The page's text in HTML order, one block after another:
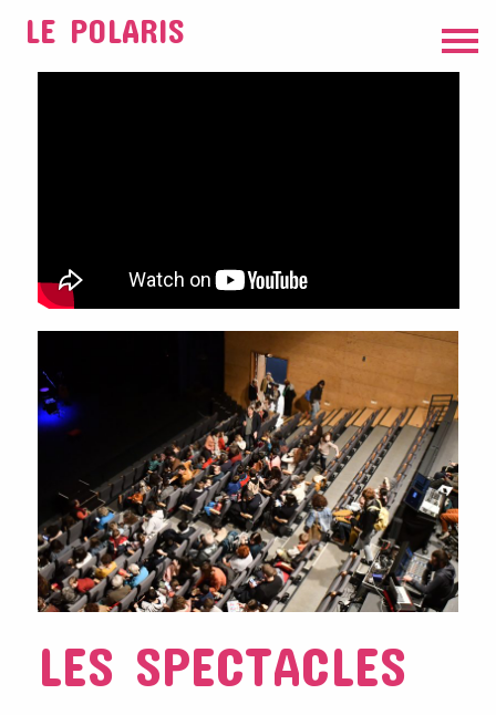
LE POLARIS
LES SPECTACLES